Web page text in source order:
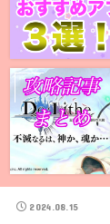
2024.08.15